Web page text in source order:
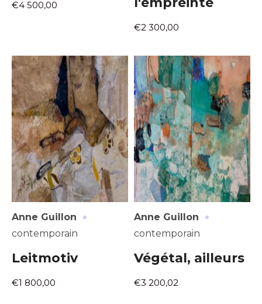
€4 500,00
€2 300,00
Anne Guillon ·
contemporain
Leitmotiv
€1 800,00
Anne Guillon ·
contemporain
Végétal, ailleurs
€3 200,02